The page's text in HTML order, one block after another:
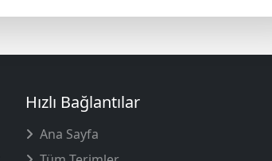
Hızlı Bağlantılar
Ana Sayfa